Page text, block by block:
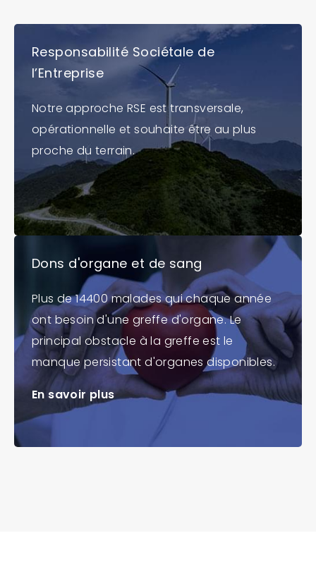
Responsabilité Sociétale de
l’Entreprise
Notre approche RSE est transversale,
opérationnelle et souhaite être au plus
proche du terrain.
Dons d'organe et de sang
Plus de 14400 malades qui chaque année
ont besoin d'une greffe d'organe. Le
principal obstacle à la greffe est le
manque persistant d'organes disponibles.
En savoir plus